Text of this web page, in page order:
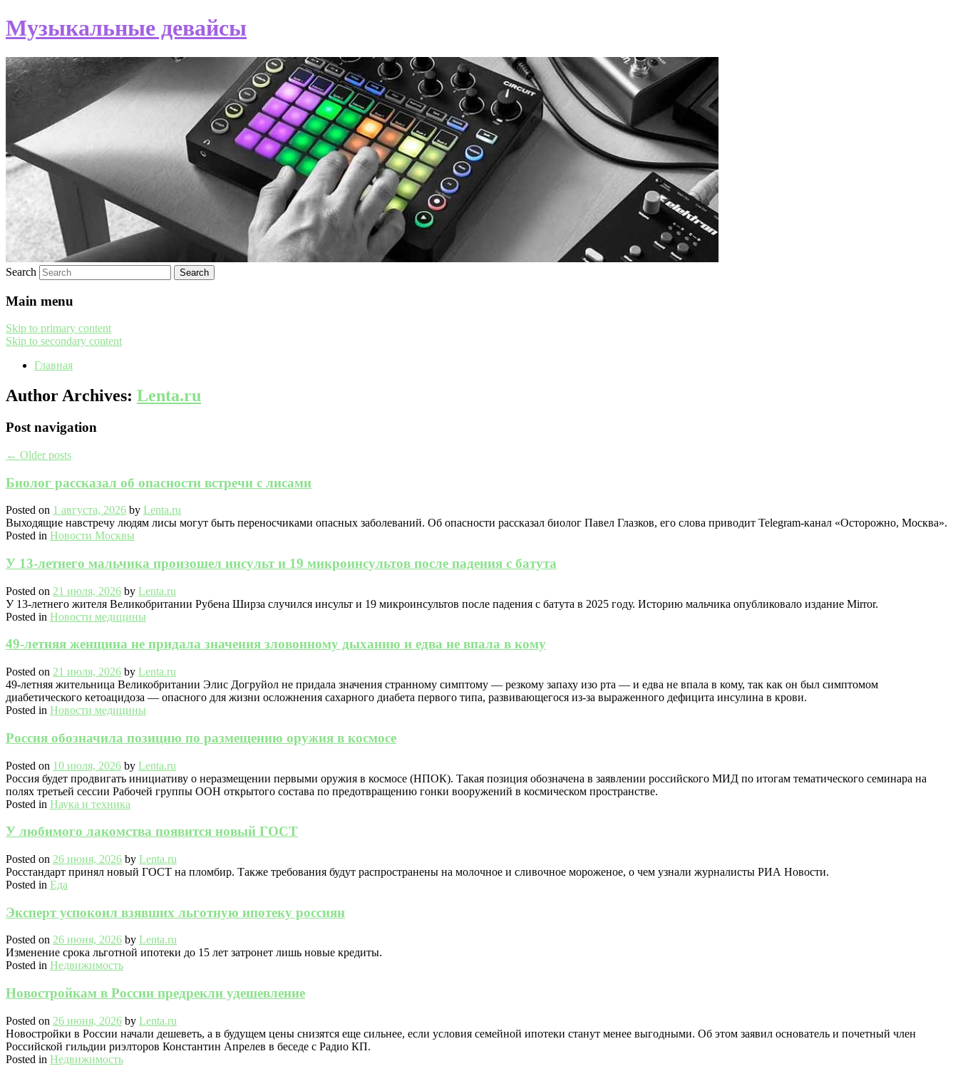
Музыкальные девайсы
Search
Main menu
Skip to primary content
Skip to secondary content
Главная
Author Archives: Lenta.ru
Post navigation
← Older posts
Биолог рассказал об опасности встречи с лисами
Posted on 1 августа, 2026 by Lenta.ru
Выходящие навстречу людям лисы могут быть переносчиками опасных заболеваний. Об опасности рассказал биолог Павел Глазков, его слова приводит Telegram-канал «Осторожно, Москва».
Posted in Новости Москвы
У 13-летнего мальчика произошел инсульт и 19 микроинсультов после падения с батута
Posted on 21 июля, 2026 by Lenta.ru
У 13-летнего жителя Великобритании Рубена Ширза случился инсульт и 19 микроинсультов после падения с батута в 2025 году. Историю мальчика опубликовало издание Mirror.
Posted in Новости медицины
49-летняя женщина не придала значения зловонному дыханию и едва не впала в кому
Posted on 21 июля, 2026 by Lenta.ru
49-летняя жительница Великобритании Элис Догруйол не придала значения странному симптому — резкому запаху изо рта — и едва не впала в кому, так как он был симптомом
диабетического кетоацидоза — опасного для жизни осложнения сахарного диабета первого типа, развивающегося из-за выраженного дефицита инсулина в крови.
Posted in Новости медицины
Россия обозначила позицию по размещению оружия в космосе
Posted on 10 июля, 2026 by Lenta.ru
Россия будет продвигать инициативу о неразмещении первыми оружия в космосе (НПОК). Такая позиция обозначена в заявлении российского МИД по итогам тематического семинара на
полях третьей сессии Рабочей группы ООН открытого состава по предотвращению гонки вооружений в космическом пространстве.
Posted in Наука и техника
У любимого лакомства появится новый ГОСТ
Posted on 26 июня, 2026 by Lenta.ru
Росстандарт принял новый ГОСТ на пломбир. Также требования будут распространены на молочное и сливочное мороженое, о чем узнали журналисты РИА Новости.
Posted in Еда
Эксперт успокоил взявших льготную ипотеку россиян
Posted on 26 июня, 2026 by Lenta.ru
Изменение срока льготной ипотеки до 15 лет затронет лишь новые кредиты.
Posted in Недвижимость
Новостройкам в России предрекли удешевление
Posted on 26 июня, 2026 by Lenta.ru
Новостройки в России начали дешеветь, а в будущем цены снизятся еще сильнее, если условия семейной ипотеки станут менее выгодными. Об этом заявил основатель и почетный член
Российской гильдии риэлторов Константин Апрелев в беседе с Радио КП.
Posted in Недвижимость